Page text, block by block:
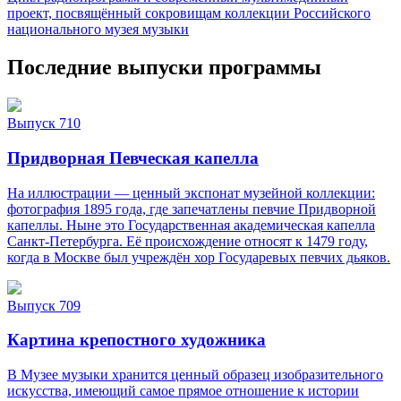
проект, посвящённый сокровищам коллекции Российского
национального музея музыки
Последние выпуски программы
Выпуск 710
Придворная Певческая капелла
На иллюстрации — ценный экспонат музейной коллекции:
фотография 1895 года, где запечатлены певчие Придворной
капеллы. Ныне это Государственная академическая капелла
Санкт‑Петербурга. Её происхождение относят к 1479 году,
когда в Москве был учреждён хор Государевых певчих дьяков.
Выпуск 709
Картина крепостного художника
В Музее музыки хранится ценный образец изобразительного
искусства, имеющий самое прямое отношение к истории